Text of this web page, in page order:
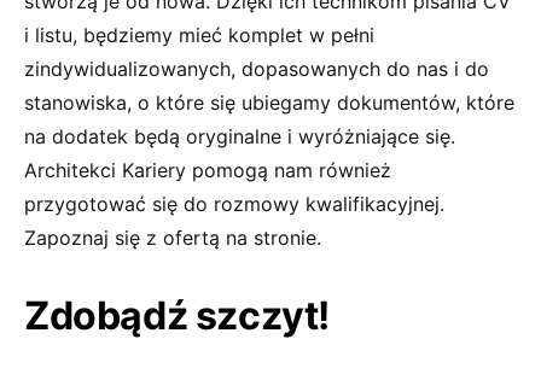
i listu, będziemy mieć komplet w pełni
zindywidualizowanych, dopasowanych do nas i do
stanowiska, o które się ubiegamy dokumentów, które
na dodatek będą oryginalne i wyróżniające się.
Architekci Kariery pomogą nam również
przygotować się do rozmowy kwalifikacyjnej.
Zapoznaj się z ofertą na stronie.
Zdobądź szczyt!